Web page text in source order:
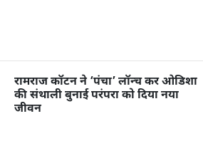
रामराज कॉटन ने ‘पंचा’ लॉन्च कर ओडिशा
की संथाली बुनाई परंपरा को दिया नया
जीवन